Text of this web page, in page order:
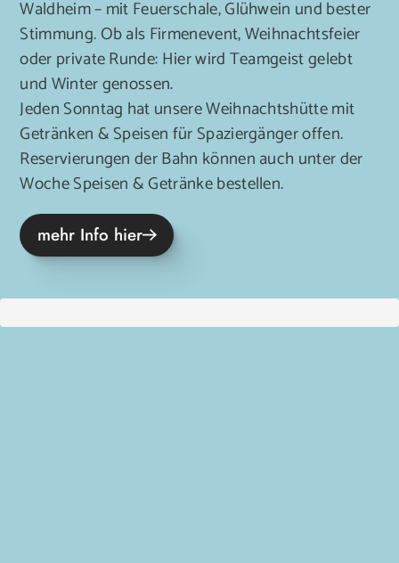
Waldheim – mit Feuerschale, Glühwein und bester
Stimmung. Ob als Firmenevent, Weihnachtsfeier
oder private Runde: Hier wird Teamgeist gelebt
und Winter genossen.
Jeden Sonntag hat unsere Weihnachtshütte mit
Getränken & Speisen für Spaziergänger offen.
Reservierungen der Bahn können auch unter der
Woche Speisen & Getränke bestellen.
mehr Info hier